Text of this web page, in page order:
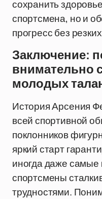
сохранить
спортсмена, но и
прогресс без
Заключение:
внимательно
молодых
История Арсения
всей спортивной
поклонников
яркий старт
иногда даже самые
спортсмены
трудностями.